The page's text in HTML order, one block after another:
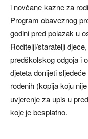
i novčane kazne za
Program obaveznog
godini pred polazak u
Roditelji/staratelji
predškolskog odgoja i
djeteta donijeti
rođenih (kopija koju
uvjerenje za upis u
koje je besplatno.